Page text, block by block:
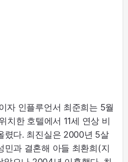
자 인플루언서 최준희는 5월
치한 호텔에서 11세 연상 비
렸다. 최진실은 2000년 5살
민과 결혼해 아들 최환희(지